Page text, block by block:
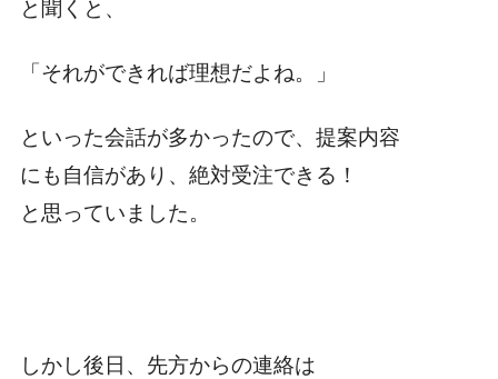
と聞くと、
「それができれば理想だよね。」
といった会話が多かったので、提案内容
にも自信があり、絶対受注できる！
と思っていました。
しかし後日、先方からの連絡は